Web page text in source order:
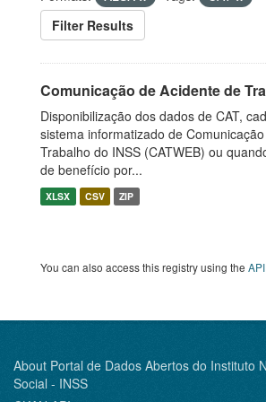
Filter Results
Comunicação de Acidente de
Disponibilização dos dados de CAT,
sistema informatizado de
Trabalho do INSS (CATWEB) ou
de benefício por...
XLSX CSV ZIP
You can also access this registry using the API
About Portal de Dados Abertos do Instituto
Social - INSS